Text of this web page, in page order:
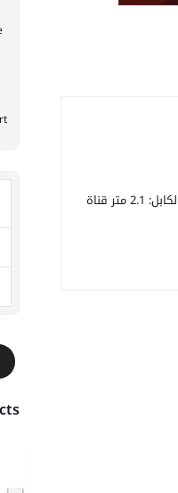
سائق مكبر الصوت: 50 مم الميكروفون: ميكروفون قابل للفصل LED: إضاءة RGB نوع القابس: USB طول الكابل: 2.1 متر قناة